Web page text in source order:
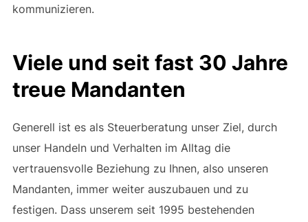
kommunizieren.
Viele und seit fast 30 Jahre
treue Mandanten
Generell ist es als Steuerberatung unser Ziel, durch
unser Handeln und Verhalten im Alltag die
vertrauensvolle Beziehung zu Ihnen, also unseren
Mandanten, immer weiter auszubauen und zu
festigen. Dass unserem seit 1995 bestehenden